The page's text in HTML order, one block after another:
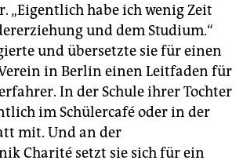
„Eigentlich habe ich wenig Zeit
und dem Studium.“
und übersetzte sie für einen
in Berlin einen Leitfaden für
In der Schule ihrer Tochter
im Schülercafé oder in der
mit. Und an der
Charité setzt sie sich für ein